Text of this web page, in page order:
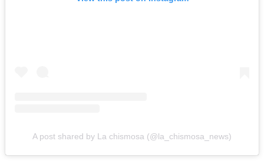
A post shared by La chismosa (@la_chismosa_news)